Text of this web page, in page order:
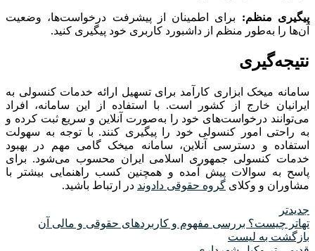
پیگیری منظم: برای اطمینان از پیشرفت درخواست‌ها، وضعیت
آن‌ها را به‌طور منظم از داشبورد کاربری خود پیگیری کنید.
نتیجه‌گیری
سامانه میخک ابزاری کارآمد برای تسهیل ارائه خدمات کنسولی به
ایرانیان خارج از کشور است. با استفاده از این سامانه، افراد
می‌توانند درخواست‌های خود را به‌صورت آنلاین و سریع ثبت کرده و
به راحتی امور کنسولی خود را پیگیری کنند. با توجه به سهولت
استفاده و دسترسی آنلاین، سامانه میخک گامی مهم در بهبود
خدمات کنسولی جمهوری اسلامی ایران محسوب می‌شود. برای
پاسح به سوالات پیش آمده و همچنین کسب راهنمایی بیشتر با
مشاوران و وکلای گروه حقوقی دادوند در ارتباط باشید.
جدیدتر
تهاتر چیست؟ بررسی مفهوم و کاربردهای حقوقی و مالی آن
بازگشت به لیست